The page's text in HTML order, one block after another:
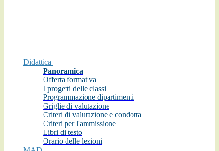
Didattica
Panoramica
Offerta formativa
I progetti delle classi
Programmazione dipartimenti
Griglie di valutazione
Criteri di valutazione e condotta
Criteri per l'ammissione
Libri di testo
Orario delle lezioni